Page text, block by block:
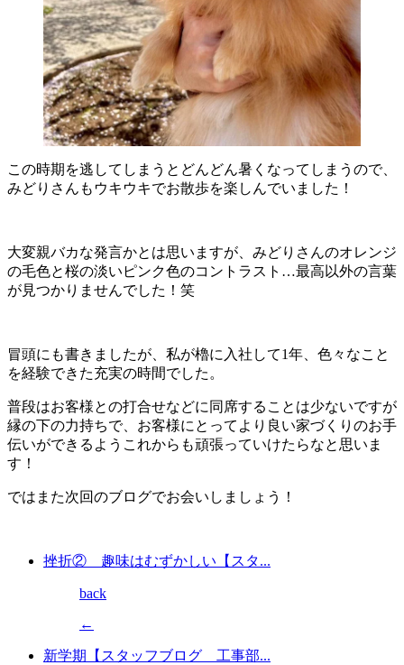
この時期を逃してしまうとどんどん暑くなってしまうので、
みどりさんもウキウキでお散歩を楽しんでいました！
大変親バカな発言かとは思いますが、みどりさんのオレンジ
の毛色と桜の淡いピンク色のコントラスト…最高以外の言葉
が見つかりませんでした！笑
冒頭にも書きましたが、私が櫓に入社して1年、色々なこと
を経験できた充実の時間でした。
普段はお客様との打合せなどに同席することは少ないですが
縁の下の力持ちで、お客様にとってより良い家づくりのお手
伝いができるようこれからも頑張っていけたらなと思いま
す！
ではまた次回のブログでお会いしましょう！
挫折② 趣味はむずかしい【スタ...
back
←
新学期【スタッフブログ 工事部...